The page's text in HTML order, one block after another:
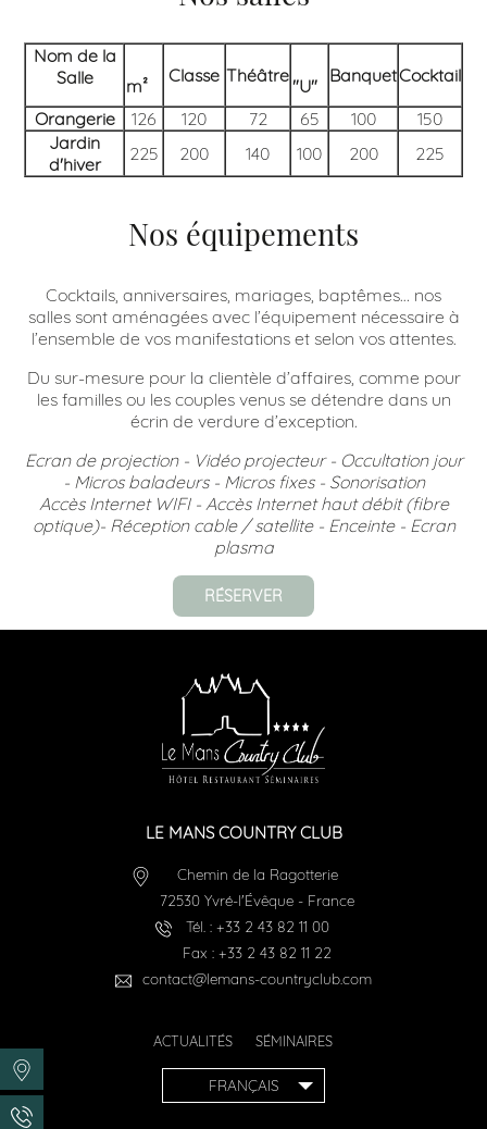
Nom de la
Salle
m² Classe Théâtre"U" BanquetCocktail
Orangerie
126 120 72 65 100
150
Jardin
d'hiver
225 200 140 100 200 225
Nos équipements
Cocktails, anniversaires, mariages, baptêmes… nos
salles sont aménagées avec l’équipement nécessaire à
l’ensemble de vos manifestations et selon vos attentes.
Du sur-mesure pour la clientèle d’affaires, comme pour
les familles ou les couples venus se détendre dans un
écrin de verdure d’exception.
Ecran de projection - Vidéo projecteur - Occultation jour
- Micros baladeurs - Micros fixes - Sonorisation
Accès Internet WIFI - Accès Internet haut débit (fibre
optique)- Réception cable / satellite - Enceinte - Ecran
plasma
RÉSERVER
LE MANS COUNTRY CLUB
Chemin de la Ragotterie
72530 Yvré-l'Évêque - France
Tél. : +33 2 43 82 11 00
Fax : +33 2 43 82 11 22
contact@lemans-countryclub.com
ACTUALITÉS SÉMINAIRES
FRANÇAIS